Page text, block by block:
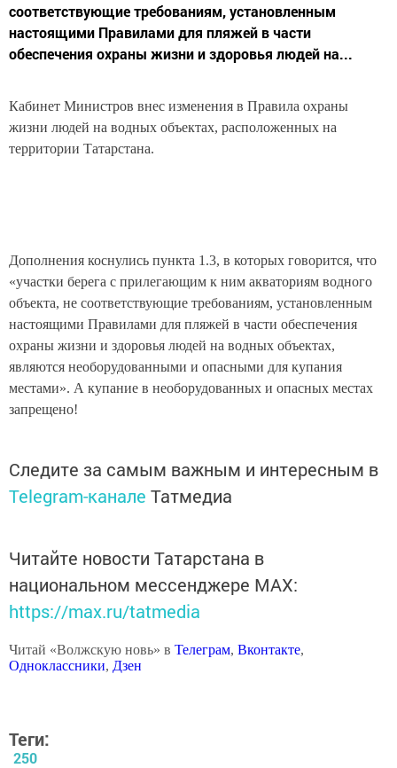
соответствующие требованиям, установленным
настоящими Правилами для пляжей в части
обеспечения охраны жизни и здоровья людей на...
Кабинет Министров внес изменения в Правила охраны
жизни людей на водных объектах, расположенных на
территории Татарстана.
Дополнения коснулись пункта 1.3, в которых говорится, что
«участки берега с прилегающим к ним акваториям водного
объекта, не соответствующие требованиям, установленным
настоящими Правилами для пляжей в части обеспечения
охраны жизни и здоровья людей на водных объектах,
являются необорудованными и опасными для купания
местами». А купание в необорудованных и опасных местах
запрещено!
Следите за самым важным и интересным в
Telegram-канале Татмедиа
Читайте новости Татарстана в
национальном мессенджере MАХ:
https://max.ru/tatmedia
Читай «Волжскую новь» в Телеграм, Вконтакте,
Одноклассники, Дзен
Теги:
250